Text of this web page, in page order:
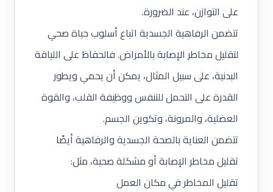
على التوازن، عند الضرورة.
تتضمن الرفاهية الجسدية اتباع أسلوب حياة صحي
لتقليل مخاطر الإصابة بالأمراض. فالحفاظ على اللياقة
البدنية، على سبيل المثال، يمكن أن يحمي ويطور
القدرة على التحمل للتنفس ووظيفة القلب، والقوة
العضلية، والمرونة، وتكوين الجسم.
تتضمن العناية بالصحة الجسدية والرفاهية أيضًا
تقليل مخاطر الإصابة أو مشكلة صحية، مثل:
تقليل المخاطر في مكان العمل